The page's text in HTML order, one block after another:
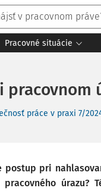
Pracovné situácie
pracovnom
práce v praxi 7/
postup pri
úrazu?